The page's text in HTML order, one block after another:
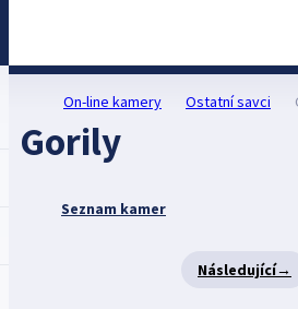
On-line kamery Ostatní savci
Gorily
Seznam kamer
Následující→